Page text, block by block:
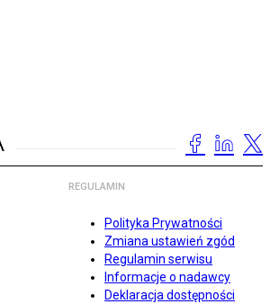
REGULAMIN
Polityka Prywatności
Zmiana ustawień zgód
Regulamin serwisu
Informacje o nadawcy
Deklaracja dostępności